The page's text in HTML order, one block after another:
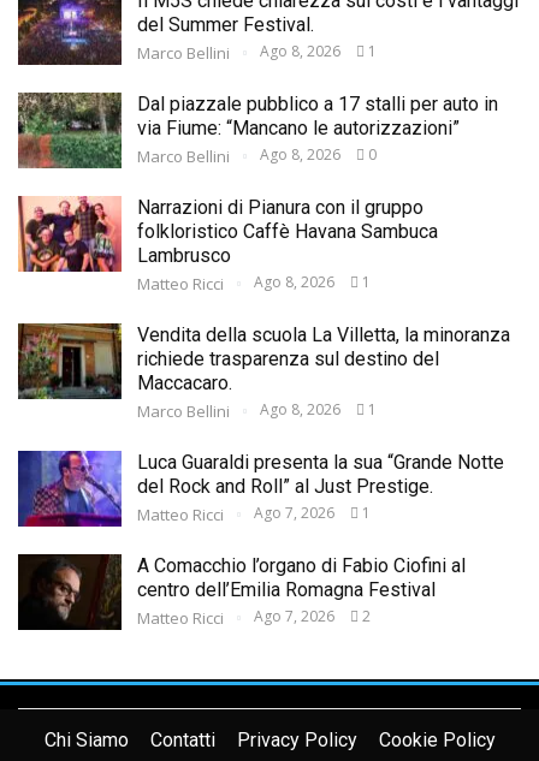
del Summer Festival.
Marco Bellini Ago 8, 2026 1
Dal piazzale pubblico a 17 stalli per auto in
via Fiume: “Mancano le autorizzazioni”
Marco Bellini Ago 8, 2026 0
Narrazioni di Pianura con il gruppo
folkloristico Caffè Havana Sambuca
Lambrusco
Matteo Ricci Ago 8, 2026 1
Vendita della scuola La Villetta, la minoranza
richiede trasparenza sul destino del
Maccacaro.
Marco Bellini Ago 8, 2026 1
Luca Guaraldi presenta la sua “Grande Notte
del Rock and Roll” al Just Prestige.
Matteo Ricci Ago 7, 2026 1
A Comacchio l’organo di Fabio Ciofini al
centro dell’Emilia Romagna Festival
Matteo Ricci Ago 7, 2026 2
Chi Siamo Contatti Privacy Policy Cookie Policy